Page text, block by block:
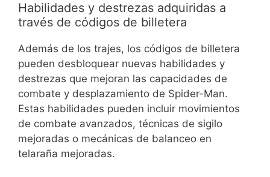
Habilidades y destrezas adquiridas a
través de códigos de billetera
Además de los trajes, los códigos de billetera
pueden desbloquear nuevas habilidades y
destrezas que mejoran las capacidades de
combate y desplazamiento de Spider-Man.
Estas habilidades pueden incluir movimientos
de combate avanzados, técnicas de sigilo
mejoradas o mecánicas de balanceo en
telaraña mejoradas.